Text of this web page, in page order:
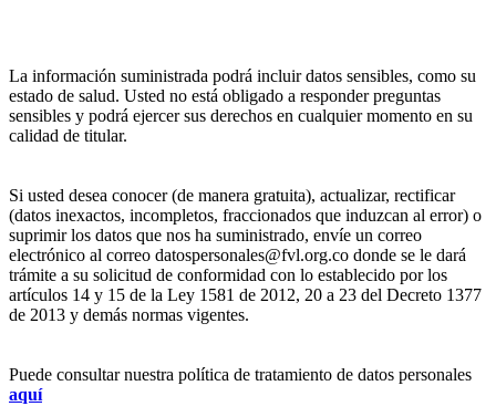
La información suministrada podrá incluir datos sensibles, como su
estado de salud. Usted no está obligado a responder preguntas
sensibles y podrá ejercer sus derechos en cualquier momento en su
calidad de titular.
Si usted desea conocer (de manera gratuita), actualizar, rectificar
(datos inexactos, incompletos, fraccionados que induzcan al error) o
suprimir los datos que nos ha suministrado, envíe un correo
electrónico al correo datospersonales@fvl.org.co donde se le dará
trámite a su solicitud de conformidad con lo establecido por los
artículos 14 y 15 de la Ley 1581 de 2012, 20 a 23 del Decreto 1377
de 2013 y demás normas vigentes.
Puede consultar nuestra política de tratamiento de datos personales
aquí